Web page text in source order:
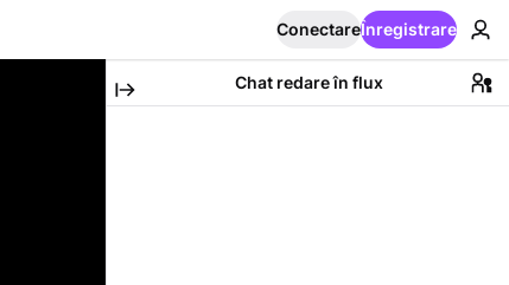
ConectareÎnregistrare
Chat redare în flux